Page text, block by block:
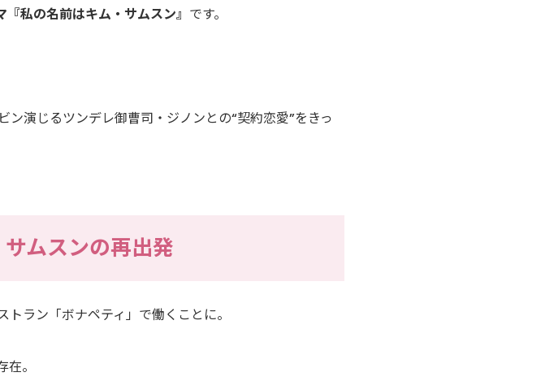
『私の名前はキム・サムスン』 です。
演じるツンデレ御曹司・ジノンとの“契約恋愛”をきっ
ムスンの再出発
ラン「ボナペティ」で働くことに。
。